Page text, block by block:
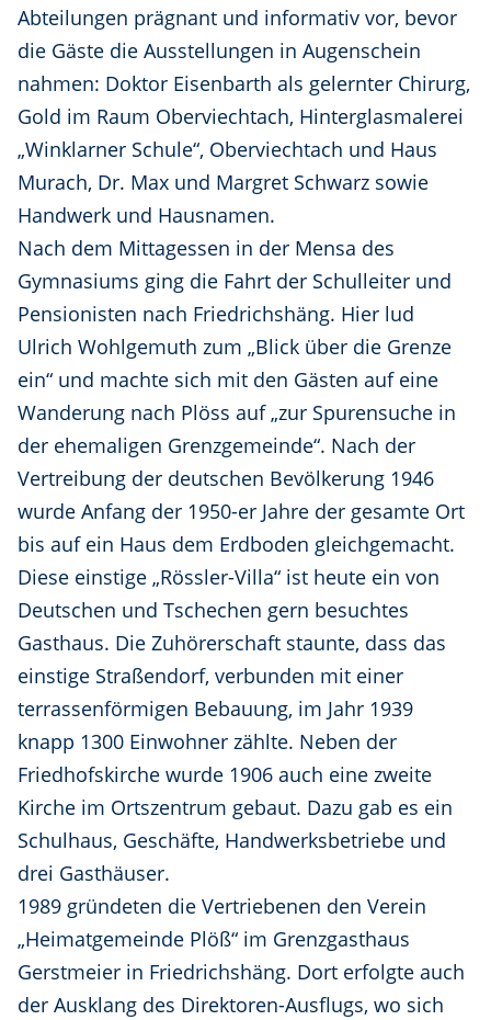
Abteilungen prägnant und informativ vor, bevor
die Gäste die Ausstellungen in Augenschein
nahmen: Doktor Eisenbarth als gelernter Chirurg,
Gold im Raum Oberviechtach, Hinterglasmalerei
„Winklarner Schule“, Oberviechtach und Haus
Murach, Dr. Max und Margret Schwarz sowie
Handwerk und Hausnamen.
Nach dem Mittagessen in der Mensa des
Gymnasiums ging die Fahrt der Schulleiter und
Pensionisten nach Friedrichshäng. Hier lud
Ulrich Wohlgemuth zum „Blick über die Grenze
ein“ und machte sich mit den Gästen auf eine
Wanderung nach Plöss auf „zur Spurensuche in
der ehemaligen Grenzgemeinde“. Nach der
Vertreibung der deutschen Bevölkerung 1946
wurde Anfang der 1950-er Jahre der gesamte Ort
bis auf ein Haus dem Erdboden gleichgemacht.
Diese einstige „Rössler-Villa“ ist heute ein von
Deutschen und Tschechen gern besuchtes
Gasthaus. Die Zuhörerschaft staunte, dass das
einstige Straßendorf, verbunden mit einer
terrassenförmigen Bebauung, im Jahr 1939
knapp 1300 Einwohner zählte. Neben der
Friedhofskirche wurde 1906 auch eine zweite
Kirche im Ortszentrum gebaut. Dazu gab es ein
Schulhaus, Geschäfte, Handwerksbetriebe und
drei Gasthäuser.
1989 gründeten die Vertriebenen den Verein
„Heimatgemeinde Plöß“ im Grenzgasthaus
Gerstmeier in Friedrichshäng. Dort erfolgte auch
der Ausklang des Direktoren-Ausflugs, wo sich